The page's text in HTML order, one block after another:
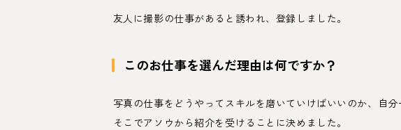
友人に撮影の仕事があると誘われ、登録しました。
このお仕事を選んだ理由は何ですか？
写真の仕事をどうやってスキルを磨いていけばいいのか、自分
そこでアソウから紹介を受けることに決めました。